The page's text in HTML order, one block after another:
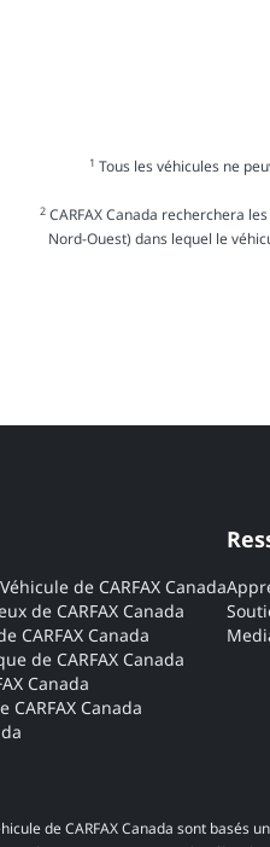
1 Tous les véhicules ne
2CARFAX Canada recherchera
Nord-Ouest) dans lequel le
de CARFAX Canada
de CARFAX Canada
CARFAX Canada
de CARFAX Canada
Canada
Canada
de CARFAX Canada sont